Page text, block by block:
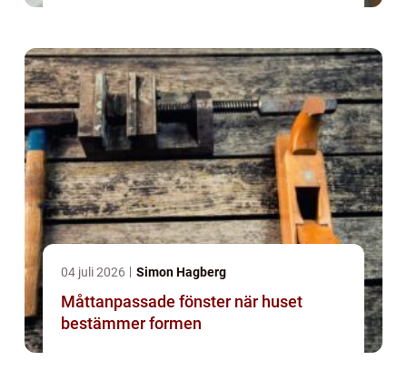
04 juli 2026 Simon Hagberg
Måttanpassade fönster när huset
bestämmer formen